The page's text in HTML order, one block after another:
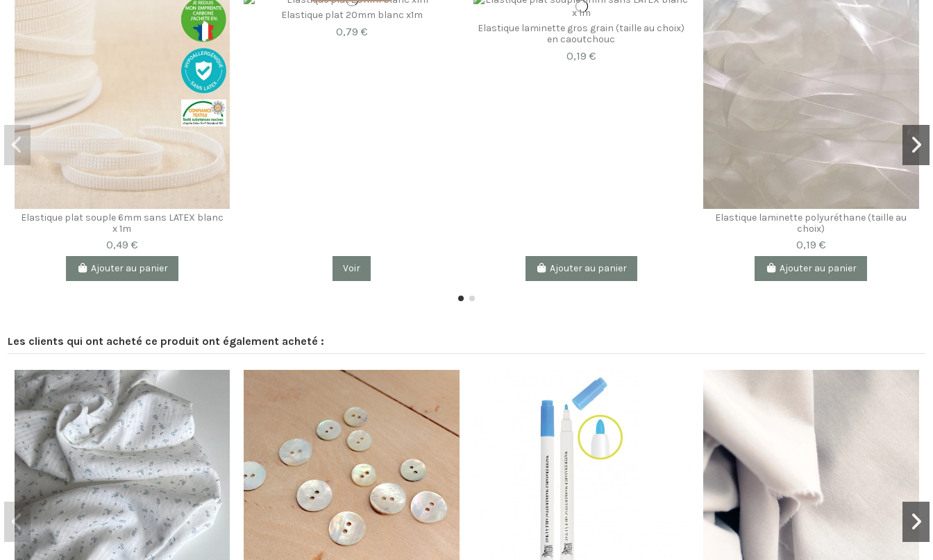
Elastique plat souple 6mm sans LATEX blanc
x 1m
0,49 €
Ajouter au panier
Elastique plat 20mm blanc x1m
0,79 €
Voir
Elastique laminette gros grain (taille au choix)
en caoutchouc
0,19 €
Ajouter au panier
Elastique laminette polyuréthane (taille au
choix)
0,19 €
Ajouter au panier
Les clients qui ont acheté ce produit ont également acheté :